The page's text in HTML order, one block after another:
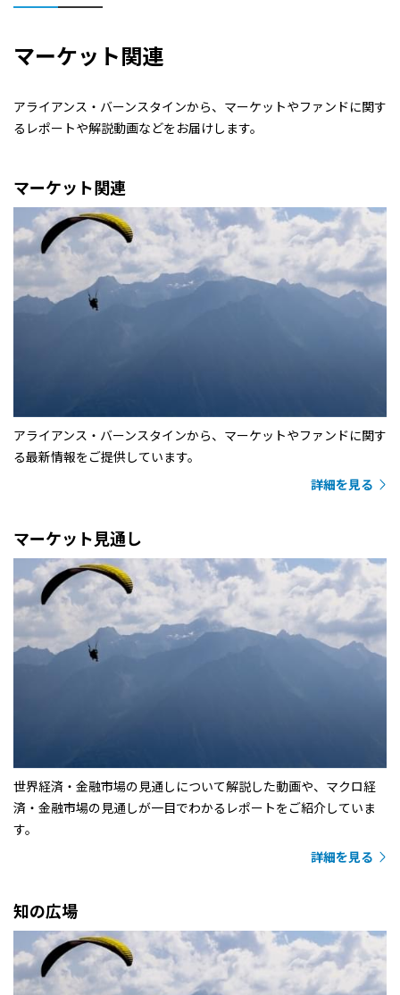
マーケット関連
アライアンス・バーンスタインから、マーケットやファンドに関す
るレポートや解説動画などをお届けします。
マーケット関連
アライアンス・バーンスタインから、マーケットやファンドに関す
る最新情報をご提供しています。
詳細を見る
マーケット見通し
世界経済・金融市場の見通しについて解説した動画や、マクロ経
済・金融市場の見通しが一目でわかるレポートをご紹介していま
す。
詳細を見る
知の広場